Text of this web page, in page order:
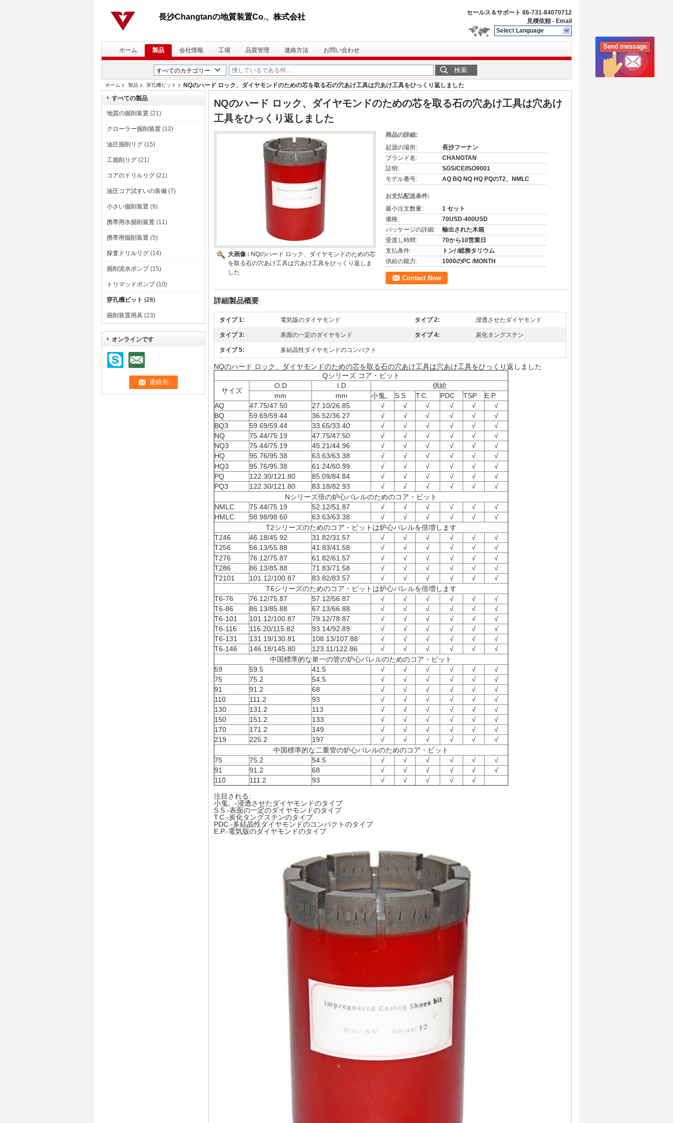
長沙Changtanの地質装置Co.、株式会社 セールス＆サポート 86-731-84070712
見積依頼 - Email
Select Language
ホーム 製品 会社情報 工場 品質管理 連絡方法 お問い合わせ
検索
ホーム 製品 穿孔機ビット
NQのハード ロック、ダイヤモンドのための芯を取る石の穴あけ工具は穴あけ工具をひっくり返しました
すべての製品
地質の掘削装置 (21)
クローラー掘削装置 (12)
油圧掘削リグ (15)
工掘削リグ (21)
コアのドリルリグ (21)
油圧コア試すいの装備 (7)
小さい掘削装置 (9)
携帯用水掘削装置 (11)
携帯用掘削装置 (5)
探査ドリルリグ (14)
掘削泥水ポンプ (15)
トリマッドポンプ (10)
穿孔機ビット (28)
掘削装置用具 (23)
オンラインです
NQのハード ロック、ダイヤモンドのための芯を取る石の穴あけ工具は穴あけ
工具をひっくり返しました
大画像 : NQのハード ロック、ダイヤモンドのための芯
を取る石の穴あけ工具は穴あけ工具をひっくり返しま
した
商品の詳細:
起源の場所:
長沙フーナン
ブランド名:
CHANGTAN
証明:
SGS/CE/ISO9001
モデル番号:
AQ BQ NQ HQ PQのT2、NMLC
お支払配送条件:
最小注文数量:
1 セット
価格:
70USD-400USD
パッケージの詳細:
輸出された木箱
受渡し時間:
70から10営業日
支払条件:
トン/ /総務タリウム
供給の能力:
1000のPC /MONTH
Contact Now
詳細製品概要
タイプ 1: 電気版のダイヤモンド タイプ 2: 浸透させたダイヤモンド
タイプ 3: 表面の一定のダイヤモンド タイプ 4: 炭化タングステン
タイプ 5: 多結晶性ダイヤモンドのコンパクト
NQのハード ロック、ダイヤモンドのための芯を取る石の穴あけ工具は穴あけ工具をひっくり返しました
Qシリーズ コア・ビット
サイズ
O.D I.D
供給
mm
mm 小鬼。 S.S T.C. PDC TSP
E.P.
AQ
47.75/47.50 27.10/26.85 √ √ √ √ √
√
BQ
59.69/59.44 36.52/36.27 √ √ √ √ √
√
BQ3
59.69/59.44 33.65/33.40 √ √ √ √ √
√
NQ
75.44/75.19 47.75/47.50 √ √ √ √ √
√
NQ3
75.44/75.19 45.21/44.96 √ √ √ √ √
√
HQ
95.76/95.38 63.63/63.38 √ √ √ √ √
√
HQ3
95.76/95.38 61.24/60.99 √ √ √ √ √
√
PQ
122.30/121.80 85.09/84.84 √ √ √ √ √
√
PQ3
122.30/121.80 83.18/82.93 √ √ √ √ √
√
Nシリーズ倍の炉心バレルのためのコア・ビット
NMLC
75.44/75.19 52.12/51.87 √ √ √ √ √
√
HMLC
98.98/98.60 63.63/63.38 √ √ √ √ √
√
T2シリーズのためのコア・ビットは炉心バレルを倍増します
T246
46.18/45.92 31.82/31.57 √ √ √ √ √
√
T256
56.13/55.88 41.83/41.58 √ √ √ √ √
√
T276
76.12/75.87 61.82/61.57 √ √ √ √ √
√
T286
86.13/85.88 71.83/71.58 √ √ √ √ √
√
T2101
101.12/100.87 83.82/83.57 √ √ √ √ √
√
T6シリーズのためのコア・ビットは炉心バレルを倍増します
T6-76
76.12/75.87 57.12/56.87 √ √ √ √ √
√
T6-86
86.13/85.88 67.13/66.88 √ √ √ √ √
√
T6-101
101.12/100.87 79.12/78.87 √ √ √ √ √
√
T6-116
116.20/115.82 93.14/92.89 √ √ √ √ √
√
T6-131
131.19/130.81 108.13/107.88 √ √ √ √ √
√
T6-146
146.18/145.80 123.11/122.86 √ √ √ √ √
√
中国標準的な単一の管の炉心バレルのためのコア・ビット
59
59.5 41.5 √ √ √ √ √
√
75
75.2 54.5 √ √ √ √ √
√
91
91.2 68 √ √ √ √ √
√
110
111.2 93 √ √ √ √ √
√
130
131.2 113 √ √ √ √ √
√
150
151.2 133 √ √ √ √ √
√
170
171.2 149 √ √ √ √ √
√
219
225.2 197 √ √ √ √ √
√
中国標準的な二重管の炉心バレルのためのコア・ビット
75
75.2 54.5 √ √ √ √ √
√
91
91.2 68 √ √ √ √ √
√
110
111.2 93 √ √ √ √
√
注目される:
小鬼。-浸透させたダイヤモンドのタイプ
S.S.-表面の一定のダイヤモンドのタイプ
T.C.-炭化タングステンのタイプ
PDC.-多結晶性ダイヤモンドのコンパクトのタイプ
E.P.-電気版のダイヤモンドのタイプ